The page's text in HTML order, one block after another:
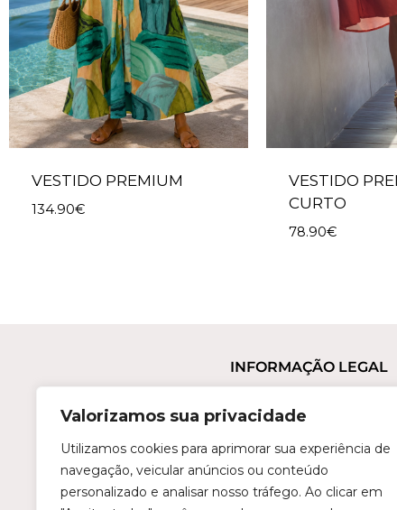
Valorizamos sua privacidade
Utilizamos cookies para aprimorar sua experiência de
navegação, veicular anúncios ou conteúdo
personalizado e analisar nosso tráfego. Ao clicar em
VESTIDO PREMIUM
134.90€
VESTIDO
CURTO
78.90€
INFORMAÇÃO LEGAL
Política de Privacidade
Trocas e Devoluções
Perguntas Frequentes
Condições de Revenda